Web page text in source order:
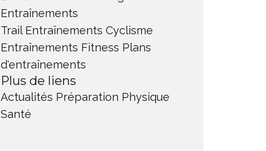
Entraînements
Trail Entraînements Cyclisme
Entraînements Fitness Plans
d'entraînements
Plus de liens
Actualités Préparation Physique
Santé